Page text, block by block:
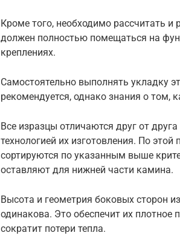
Кроме того, необходимо рассчитать
должен полностью помещаться на
креплениях.
Самостоятельно выполнять укладку
рекомендуется, однако знания о том,
Все изразцы отличаются друг от
технологией их изготовления. По
сортируются по указанным выше
оставляют для нижней части камина.
Высота и геометрия боковых сторон
одинакова. Это обеспечит их плотное
сократит потери тепла.